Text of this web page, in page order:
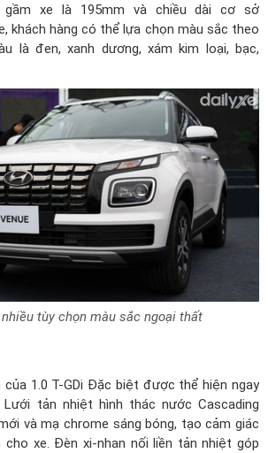
gầm xe là 195mm và chiều dài cơ sở
khách hàng có thể lựa chọn màu sắc theo
là đen, xanh dương, xám kim loại, bạc,
tùy chọn màu sắc ngoại thất
1.0 T-GDi Đặc biệt được thể hiện ngay
tản nhiệt hình thác nước Cascading
và mạ chrome sáng bóng, tạo cảm giác
cho xe. Đèn xi-nhan nối liền tản nhiệt góp